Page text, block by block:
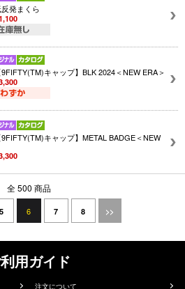
反発まくら
9FIFTY(TM)キャップ】BLK 2024＜NEW ERA＞
9FIFTY(TM)キャップ】METAL BADGE＜NEW
全 500 商品
5 6 7 8 >>
用ガイド
注文について